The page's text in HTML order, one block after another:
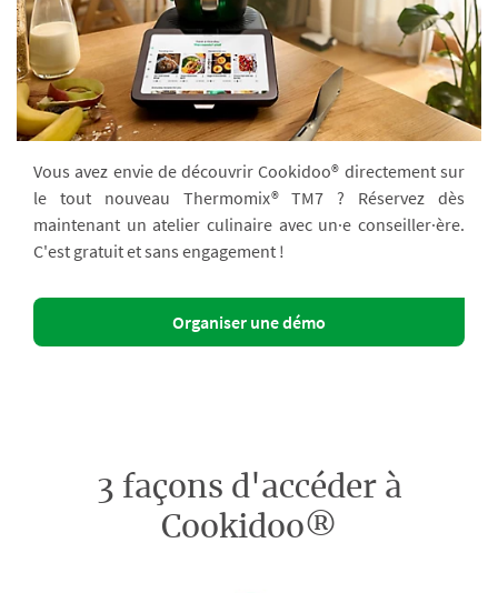
Vous avez envie de découvrir Cookidoo® directement sur
le tout nouveau Thermomix® TM7 ? Réservez dès
maintenant un atelier culinaire avec un·e conseiller·ère.
C'est gratuit et sans engagement !
Organiser une démo
3 façons d'accéder à
Cookidoo®